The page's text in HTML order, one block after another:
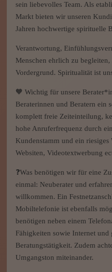
sein liebevolles Team. Als
Markt bieten wir unseren
Jahren hochwertige spirituelle
Verantwortung,
Menschen ehrlich zu begleiten,
Vordergrund. Spiritualität ist
🧡 Wichtig für unsere
Beraterinnen und Beratern ein
komplett freie Zeiteinteilung,
hohe Anruferfrequenz durch
Kundenstamm und ein
Websiten, Videotextwerbung
❓Was benötigen wir für eine
einmal: Neuberater und
willkommen. Ein
Mobiltelefonie ist ebenfalls
benötigen neben einem
Fähigkeiten sowie Internet
Beratungstätigkeit. Zudem
Umgangston miteinander.